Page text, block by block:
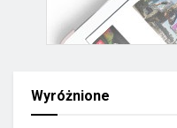
Wyróżnione